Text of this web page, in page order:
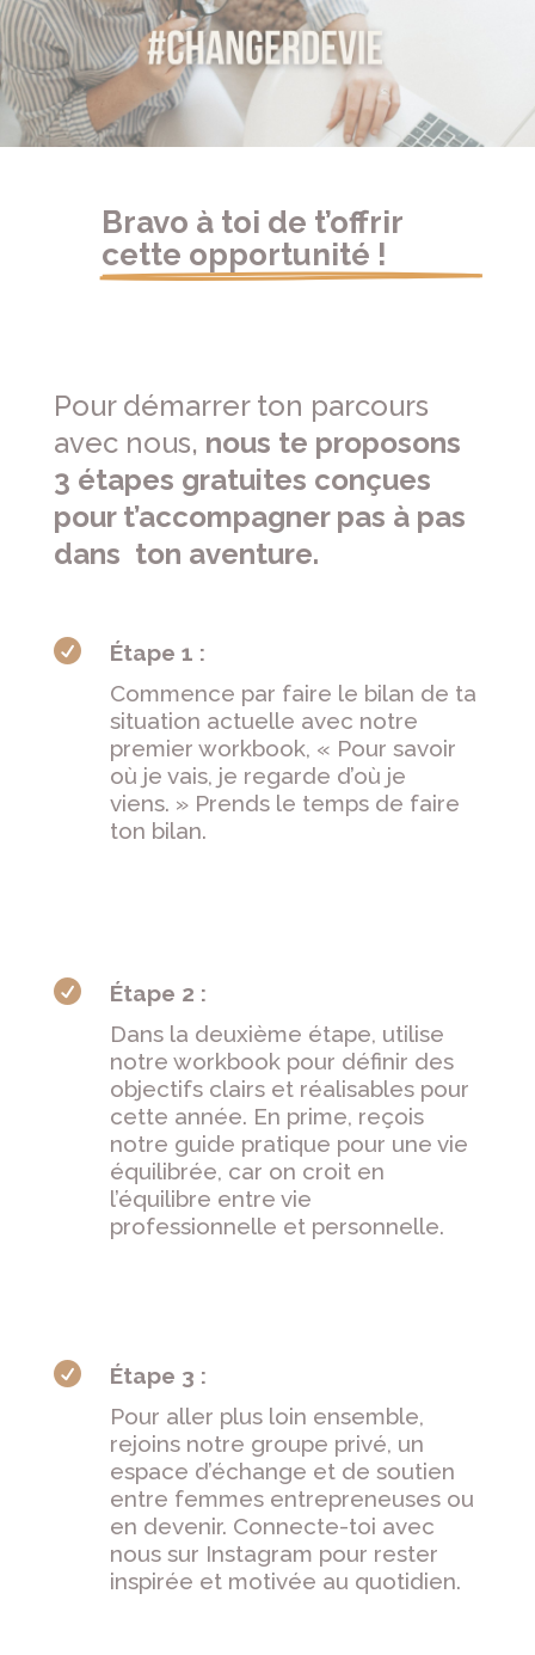
Bravo à toi de t’offrir
cette opportunité !
Pour démarrer ton parcours
avec nous, nous te proposons
3 étapes gratuites conçues
pour t’accompagner pas à pas
dans ton aventure.

Étape 1 :
Commence par faire le bilan de ta
situation actuelle avec notre
premier workbook, « Pour savoir
où je vais, je regarde d’où je
viens. » Prends le temps de faire
ton bilan.

Étape 2 :
Dans la deuxième étape, utilise
notre workbook pour définir des
objectifs clairs et réalisables pour
cette année. En prime, reçois
notre guide pratique pour une vie
équilibrée, car on croit en
l’équilibre entre vie
professionnelle et personnelle.

Étape 3 :
Pour aller plus loin ensemble,
rejoins notre groupe privé, un
espace d’échange et de soutien
entre femmes entrepreneuses ou
en devenir. Connecte-toi avec
nous sur Instagram pour rester
inspirée et motivée au quotidien.